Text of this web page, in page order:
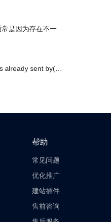
权限。”错误的解决办法
config.php 的解决方法
帮助
常见问题
优化推广
建站插件
售前咨询